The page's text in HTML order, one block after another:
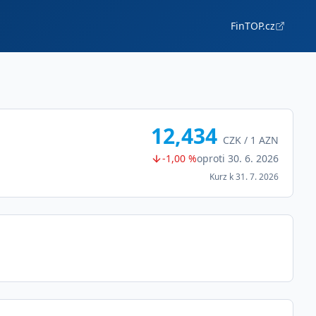
FinTOP.cz
12,434 CZK / 1 AZN
-1,00 %oproti 30. 6. 2026
Kurz k31. 7. 2026